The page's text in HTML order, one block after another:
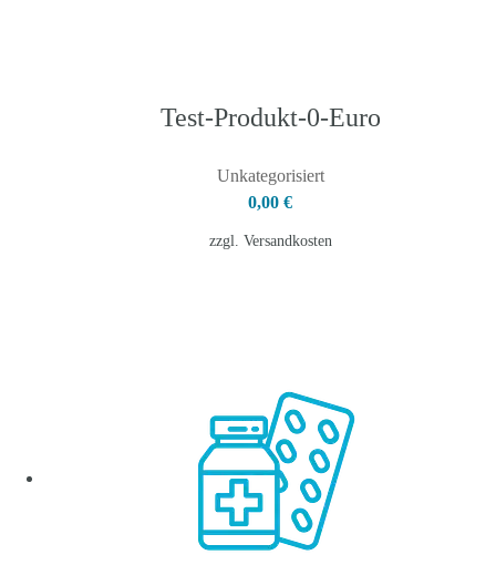
Test-Produkt-0-Euro
Unkategorisiert
0,00 €
zzgl. Versandkosten